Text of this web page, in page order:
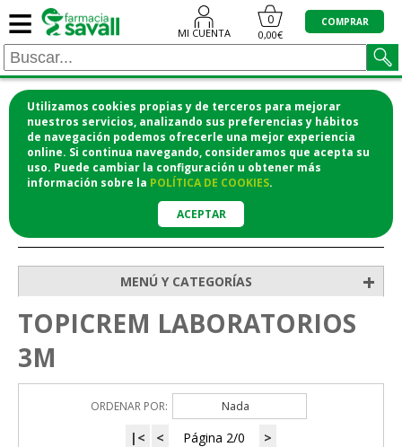
Utilizamos cookies propias y de terceros para mejorar
nuestros servicios, analizando sus preferencias y hábitos
de navegación podemos ofrecerle una mejor experiencia
online. Si continua navegando, consideramos que acepta su
uso. Puede cambiar la configuración u obtener más
información sobre la POLÍTICA DE COOKIES.
ACEPTAR
≡ MI CUENTA
0
0,00€
COMPRAR
¡COMPRA CÓMODAMENTE DESDE CASA Y RECOGE
EN LA FARMACIA!
o si lo prefieres te lo mandamos a casa
MENÚ Y CATEGORÍAS +
TOPICREM LABORATORIOS
3M
ORDENAR POR: Nada
|< < Página 2/0 >